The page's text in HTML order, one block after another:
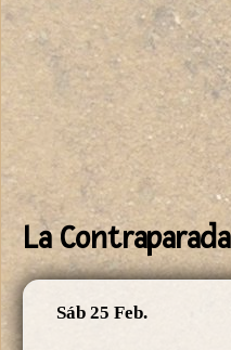
La Contraparada
Sáb 25 Feb.